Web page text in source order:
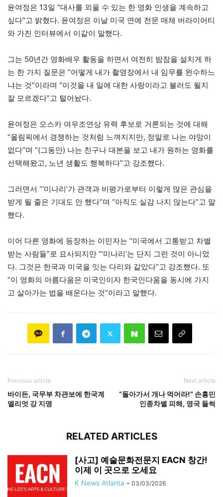
윤여정은 13일 “대사를 외울 수 있는 한 영화 인생을 계속하고
싶다”고 밝혔다. 윤여정은 이날 미국 연예 전문 매체 버라이어티
와 가진 인터뷰에서 이같이 말했다.
그는 50년간 영화배우 활동을 하면서 여전히 밤잠을 설치게 하
는 한 가지 질문은 “어떻게 내가 촬영장에서 내 임무를 완수하느
냐는 것”이라며 “이것을 내 일에 대한 사랑이라고 불러도 될지
잘 모르겠다”고 털어놨다.
윤여정은 오스카 여우조연상 유력 후보로 거론되는 것에 대해
“올림픽에서 경쟁하는 것처럼 느껴지지만, 정말로 나는 야망이
없다”며 “(그동안) 나는 친구나 대본을 보고 내가 원하는 영화를
선택해왔고, 노년 생활도 행복하다”고 강조했다.
그러면서 “‘미나리’가 관객과 비평가로부터 이렇게 많은 관심을
받게 될 줄은 기대도 안 했다”며 “아직도 실감 나지 않는다”고 말
했다.
이어 다른 영화에 등장하는 이민자는 “미국에서 고통받고 차별
받는 사람들”로 묘사되지만 “‘미나리’는 단지 그런 것이 아니었
다. 그것은 한국과 미국을 잇는 다리와 같았다”고 강조했다. 또
“이 영화의 아름다움은 미국인이자 한국인다움을 동시에 가지
고 살아가는 법을 배운다는 것”이라고 말했다.
Previous article
바이든, 국무부 차관보에 한국계
엘리엇 강 지명
Next article
“돌아가서 개나 먹어라!” 손흥민
인종차별 피해, 영국 들썩
RELATED ARTICLES
[사고] 예술문화전문지 EACN 창간!
이제 이 곳으로 오세요
K News Atlanta - 03/03/2026